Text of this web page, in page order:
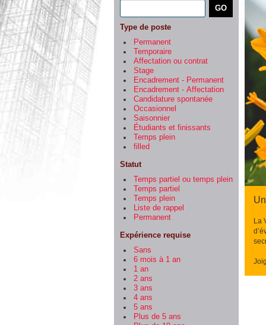
Type de poste
Permanent
Temporaire
Affectation ou contrat
Stage
Encadrement - Permanent
Encadrement - Affectation
Candidature spontanée
Occasionnel
Saisonnier
Étudiants et finissants
Temps plein
filled
Statut
Temps partiel ou temps plein
Temps partiel
Temps plein
Liste de rappel
Permanent
Expérience requise
Sans
6 mois à 1 an
1 an
2 ans
3 ans
4 ans
5 ans
Plus de 5 ans
La